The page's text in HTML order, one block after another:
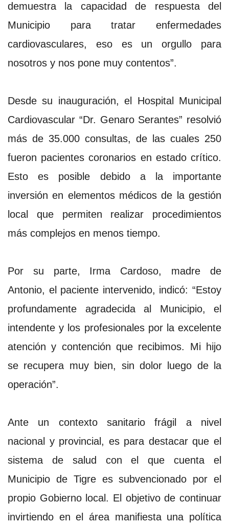
demuestra la capacidad de respuesta del
Municipio para tratar enfermedades
cardiovasculares, eso es un orgullo para
nosotros y nos pone muy contentos”.
Desde su inauguración, el Hospital Municipal
Cardiovascular “Dr. Genaro Serantes” resolvió
más de 35.000 consultas, de las cuales 250
fueron pacientes coronarios en estado crítico.
Esto es posible debido a la importante
inversión en elementos médicos de la gestión
local que permiten realizar procedimientos
más complejos en menos tiempo.
Por su parte, Irma Cardoso, madre de
Antonio, el paciente intervenido, indicó: “Estoy
profundamente agradecida al Municipio, el
intendente y los profesionales por la excelente
atención y contención que recibimos. Mi hijo
se recupera muy bien, sin dolor luego de la
operación”.
Ante un contexto sanitario frágil a nivel
nacional y provincial, es para destacar que el
sistema de salud con el que cuenta el
Municipio de Tigre es subvencionado por el
propio Gobierno local. El objetivo de continuar
invirtiendo en el área manifiesta una política